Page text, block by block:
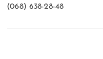
(068) 638-28-48